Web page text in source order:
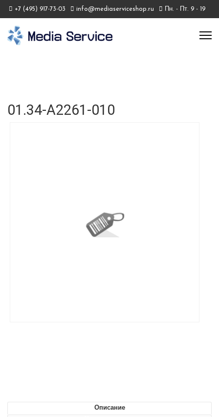
+7 (495) 917-73-03 info@mediaserviceshop.ru Пн. - Пт. 9 - 19
01.34-A2261-010
Описание